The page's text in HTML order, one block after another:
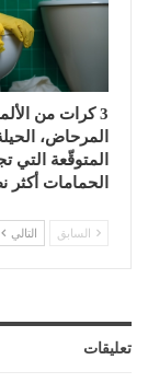
3 كرات من
المرحاض،
المتوقّعة التي
الحمامات أكثر
السابق التالي
تعليقات